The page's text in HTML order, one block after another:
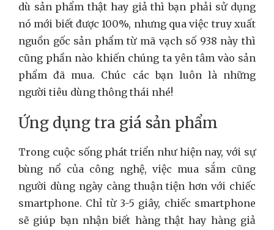
dù sản phẩm thật hay giả thì bạn phải sử dụng
nó mới biết được 100%, nhưng qua việc truy xuất
nguồn gốc sản phẩm từ mã vạch số 938 này thì
cũng phần nào khiến chúng ta yên tâm vào sản
phẩm đã mua. Chúc các bạn luôn là những
người tiêu dùng thông thái nhé!
Ứng dụng tra giá sản phẩm
Trong cuộc sống phát triển như hiện nay, với sự
bùng nổ của công nghệ, việc mua sắm cũng
người dùng ngày càng thuận tiện hơn với chiếc
smartphone. Chỉ từ 3-5 giây, chiếc smartphone
sẽ giúp bạn nhận biết hàng thật hay hàng giả